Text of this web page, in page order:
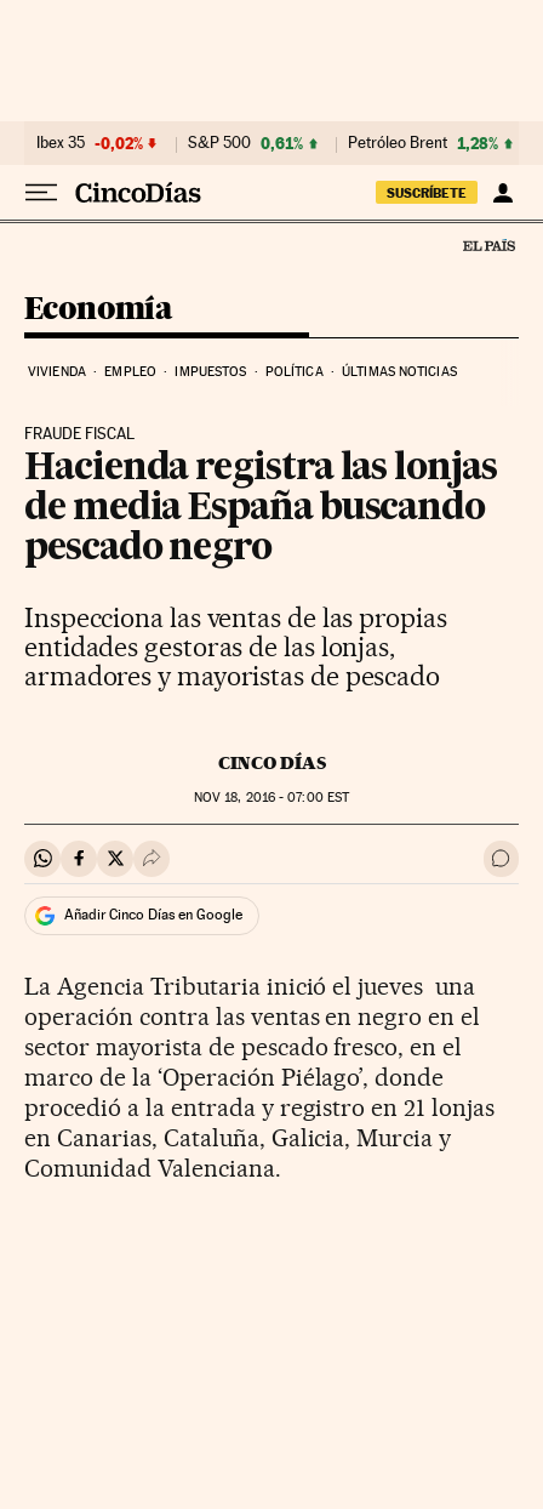
Ibex 35 -0,02% S&P 500 0,61% Petróleo Brent 1,28%
SUSCRÍBETE
Economía
VIVIENDA EMPLEO IMPUESTOS POLÍTICA ÚLTIMAS NOTICIAS
FRAUDE FISCAL
Hacienda registra las lonjas
de media España buscando
pescado negro
Inspecciona las ventas de las propias
entidades gestoras de las lonjas,
armadores y mayoristas de pescado
CINCO DÍAS
NOV 18, 2016 - 07:00EST
Compartir en Whatsapp
Compartir en Facebook
Compartir en Twitter
Desplegar Redes Sociales Ir a
Añadir Cinco Días en Google
La Agencia Tributaria inició el jueves una
operación contra las ventas en negro en el
sector mayorista de pescado fresco, en el
marco de la ‘Operación Piélago’, donde
procedió a la entrada y registro en 21 lonjas
en Canarias, Cataluña, Galicia, Murcia y
Comunidad Valenciana.